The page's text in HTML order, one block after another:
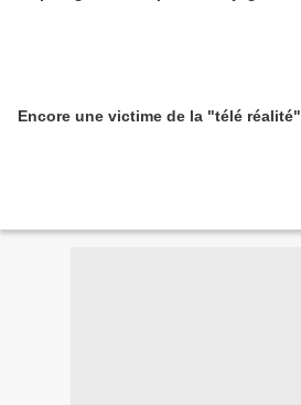
Encore une victime de la "télé réalité"